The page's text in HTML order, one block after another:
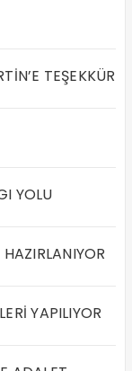
TEŞEKKÜR
YOLU
YAPILIYOR